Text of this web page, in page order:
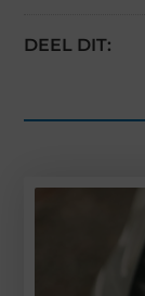
DEEL DIT: